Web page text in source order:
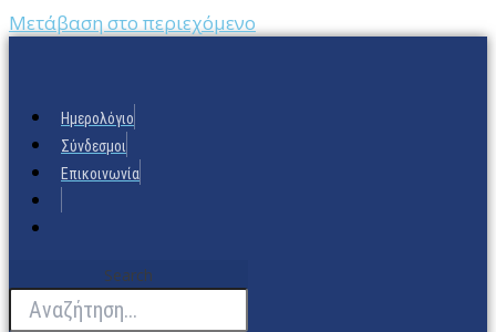
Μετάβαση στο περιεχόμενο
Ημερολόγιο
Σύνδεσμοι
Επικοινωνία
Search